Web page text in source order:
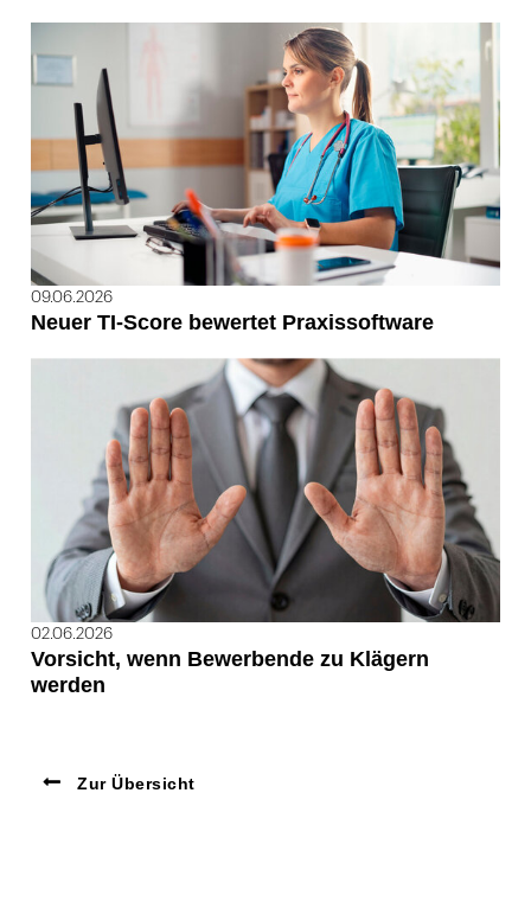
09.06.2026
Neuer TI-Score bewertet Praxissoftware
02.06.2026
Vorsicht, wenn Bewerbende zu Klägern
werden
Zur Übersicht